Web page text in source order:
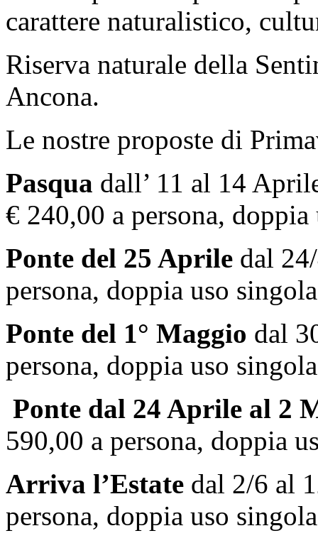
carattere naturalistico,
Riserva naturale della
Ancona.
Le nostre proposte di
Pasqua dall’ 11 al 14
€ 240,00 a persona,
Ponte del 25 Aprile dal
persona, doppia uso
Ponte del 1° Maggio dal
persona, doppia uso
Ponte dal 24 Aprile al 2
590,00 a persona, doppia
Arriva l’Estate dal 2/6 al
persona, doppia uso